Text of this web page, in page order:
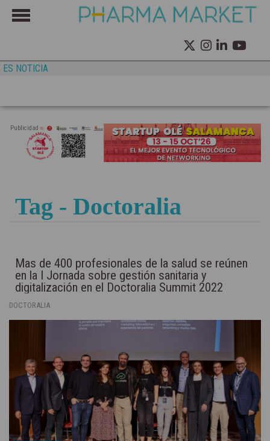
ES NOTICIA
Publicidad
Tag - Doctoralia
Mas de 400 profesionales de la salud se reúnen
en la I Jornada sobre gestión sanitaria y
digitalización en el Doctoralia Summit 2022
DOCTORALIA